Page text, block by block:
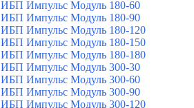
ИБП Импульс Модуль 180-60
ИБП Импульс Модуль 180-90
ИБП Импульс Модуль 180-120
ИБП Импульс Модуль 180-150
ИБП Импульс Модуль 180-180
ИБП Импульс Модуль 300-30
ИБП Импульс Модуль 300-60
ИБП Импульс Модуль 300-90
ИБП Импульс Модуль 300-120